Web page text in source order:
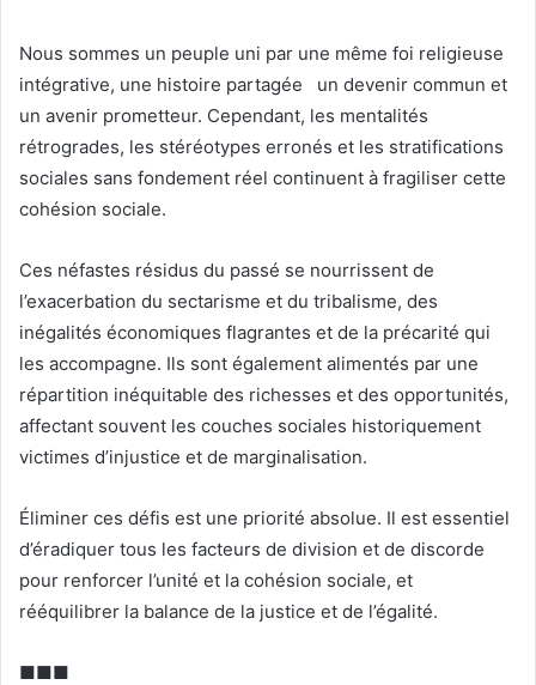
Nous sommes un peuple uni par une même foi religieuse
intégrative, une histoire partagée un devenir commun et
un avenir prometteur. Cependant, les mentalités
rétrogrades, les stéréotypes erronés et les stratifications
sociales sans fondement réel continuent à fragiliser cette
cohésion sociale.
Ces néfastes résidus du passé se nourrissent de
l’exacerbation du sectarisme et du tribalisme, des
inégalités économiques flagrantes et de la précarité qui
les accompagne. Ils sont également alimentés par une
répartition inéquitable des richesses et des opportunités,
affectant souvent les couches sociales historiquement
victimes d’injustice et de marginalisation.
Éliminer ces défis est une priorité absolue. Il est essentiel
d’éradiquer tous les facteurs de division et de discorde
pour renforcer l’unité et la cohésion sociale, et
rééquilibrer la balance de la justice et de l’égalité.
■■■